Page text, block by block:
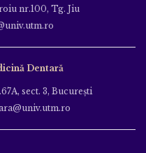
nr.100, Tg. Jiu
Dentară
sect. 3, Bucureşti